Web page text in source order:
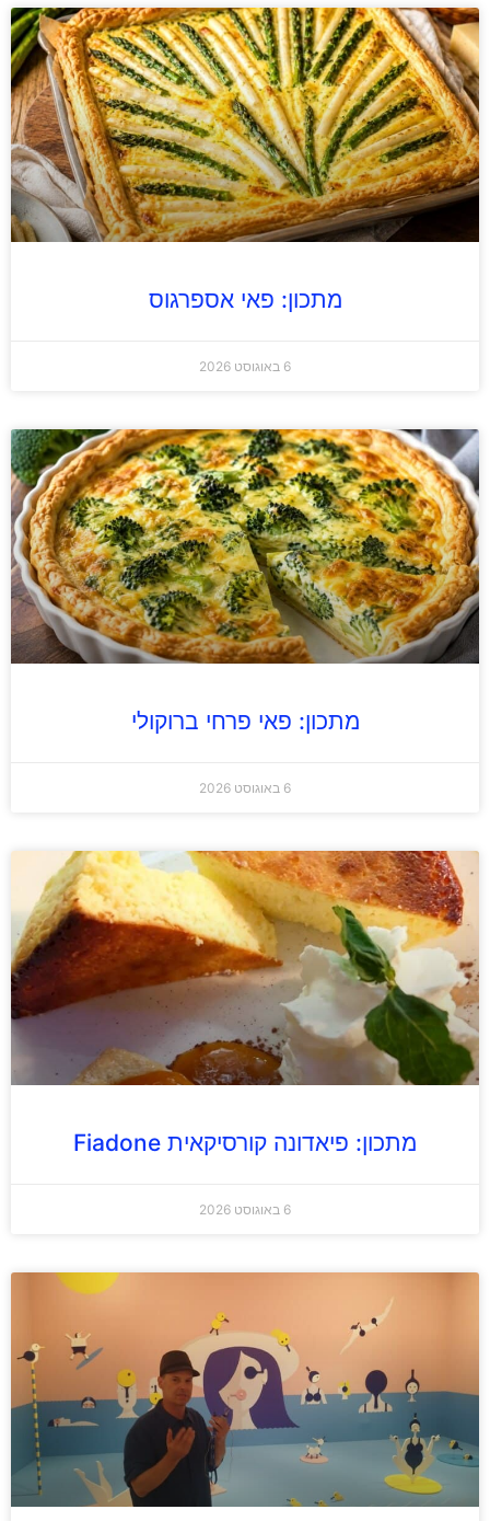
מתכון: פאי אספרגוס
6 באוגוסט 2026
מתכון: פאי פרחי ברוקולי
6 באוגוסט 2026
מתכון: פיאדונה קורסיקאית Fiadone
6 באוגוסט 2026